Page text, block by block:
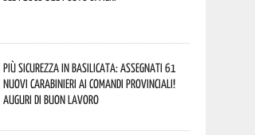
Più sicurezza in Basilicata: assegnati 61
nuovi Carabinieri ai Comandi provinciali!
Auguri di buon lavoro